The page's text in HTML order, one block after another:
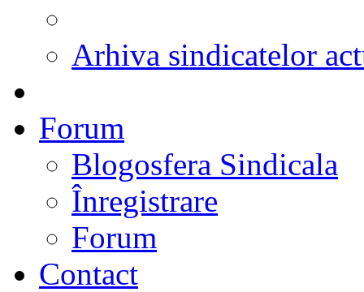
Arhiva sindicatelor
Forum
Blogosfera Sindicala
Înregistrare
Forum
Contact